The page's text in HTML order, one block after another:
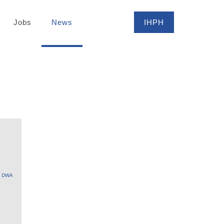
Jobs News IHPH
DWA